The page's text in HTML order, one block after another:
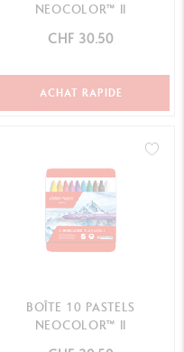
NEOCOLOR™ II
CHF 30.50
ACHAT RAPIDE
BOÎTE 10 PASTELS
NEOCOLOR™ II